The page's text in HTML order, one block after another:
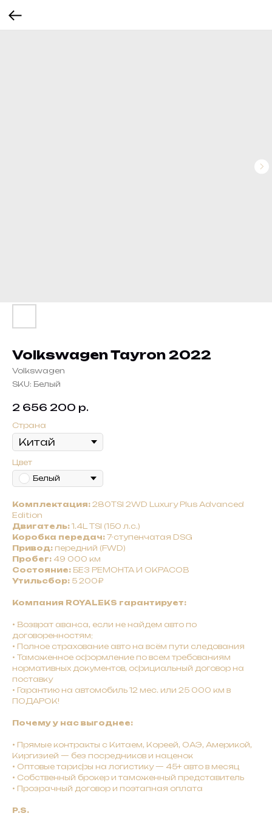
Volkswagen Tayron 2022
Volkswagen
SKU: Белый
2 656 200 р.
Страна
Цвет
Белый
Комплектация: 280TSI 2WD Luxury Plus Advanced
Edition
Двигатель: 1.4L TSI (150 л.с.)
Коробка передач: 7-ступенчатая DSG
Привод: передний (FWD)
Пробег: 49 000 км
Состояние: БЕЗ РЕМОНТА И ОКРАСОВ
Утильсбор: 5 200₽
Компания ROYALEKS гарантирует:
• Bозврат авaнca, ecли нe нaйдeм авто по
договоренностям;
• Полное страхование авто на всём пути следования
• Таможенное оформление по всем требованиям
нормативных документов, официальный договор на
поставку
• Гарантию на автомобиль 12 мес. или 25 000 км в
ПОДАРОК!
Почему у нас выгоднее:
• Прямые контракты с Китаем, Кореей, ОАЭ, Америкой,
Киргизией — без посредников и наценок
• Оптовые тарифы на логистику — 45+ авто в месяц
• Собственный брокер и таможенный представитель
• Прозрачный договор и поэтапная оплата
P.S.